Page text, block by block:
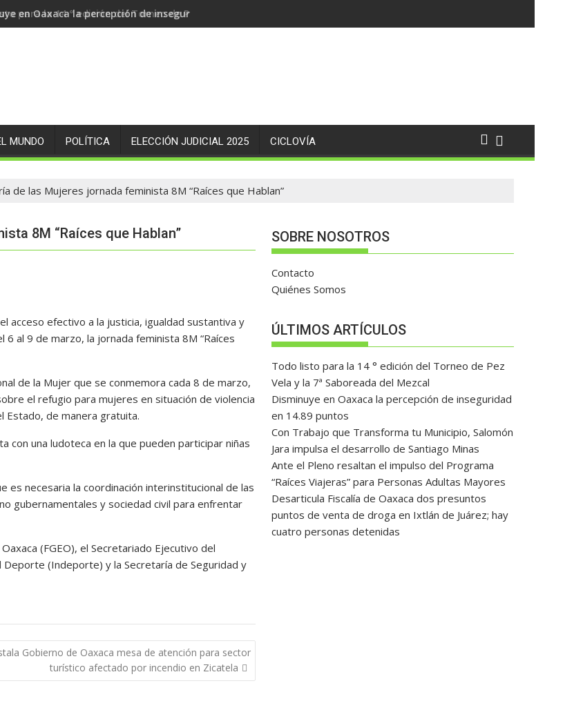
en Oaxaca la percepción de inseguridad en 14.89 puntos
MUNDO POLÍTICA ELECCIÓN JUDICIAL 2025 CICLOVÍA
de las Mujeres jornada feminista 8M “Raíces que Hablan”
8M “Raíces que Hablan”
acceso efectivo a la justicia, igualdad sustantiva y
al 9 de marzo, la jornada feminista 8M “Raíces
de la Mujer que se conmemora cada 8 de marzo,
el refugio para mujeres en situación de violencia
de manera gratuita.
con una ludoteca en la que pueden participar niñas
es necesaria la coordinación interinstitucional de las
gubernamentales y sociedad civil para enfrentar
(FGEO), el Secretariado Ejecutivo del
Deporte (Indeporte) y la Secretaría de Seguridad y
Gobierno de Oaxaca mesa de atención para sector
turístico afectado por incendio en Zicatela
SOBRE NOSOTROS
Contacto
Quiénes Somos
ÚLTIMOS ARTÍCULOS
Todo listo para la 14 ° edición del Torneo de Pez
Vela y la 7ª Saboreada del Mezcal
Disminuye en Oaxaca la percepción de inseguridad
en 14.89 puntos
Con Trabajo que Transforma tu Municipio, Salomón
Jara impulsa el desarrollo de Santiago Minas
Ante el Pleno resaltan el impulso del Programa
“Raíces Viajeras” para Personas Adultas Mayores
Desarticula Fiscalía de Oaxaca dos presuntos
puntos de venta de droga en Ixtlán de Juárez; hay
cuatro personas detenidas